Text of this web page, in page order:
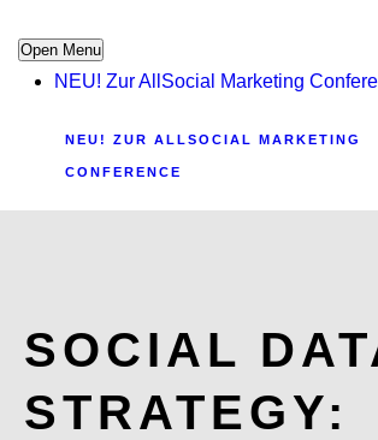
Open Menu
NEU! Zur AllSocial Marketing
NEU! ZUR ALLSOCIAL MARKETING
CONFERENCE
SOCIAL
STRATEGY: